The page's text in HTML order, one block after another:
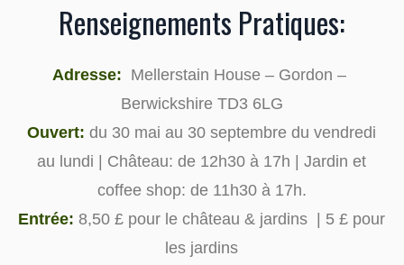
Renseignements Pratiques:
Adresse: Mellerstain House – Gordon –
Berwickshire TD3 6LG
Ouvert: du 30 mai au 30 septembre du vendredi
au lundi | Château: de 12h30 à 17h | Jardin et
coffee shop: de 11h30 à 17h.
Entrée: 8,50 £ pour le château & jardins | 5 £ pour
les jardins